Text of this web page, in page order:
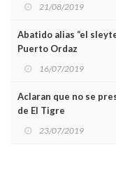
21/08/2019
Abatido alias “el
Puerto Ordaz
16/07/2019
Aclaran que no se
de El Tigre
23/07/2019